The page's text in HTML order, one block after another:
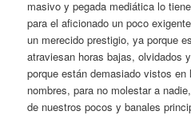
masivo y pegada mediática lo
para el aficionado un poco
un merecido prestigio, ya porque
atraviesan horas bajas, olvidados
porque están demasiado vistos
nombres, para no molestar a
de nuestros pocos y banales